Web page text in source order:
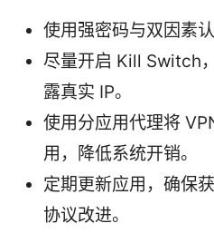
使用强密码与双因素
尽量开启 Kill Switch
露真实 IP。
使用分应用代理将
用，降低系统开销。
定期更新应用，确保
协议改进。